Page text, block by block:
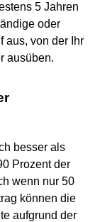
5 Jahren
oder
aus, von der Ihr
ausüben.
besser als
Prozent der
wenn nur 50
können die
aufgrund der